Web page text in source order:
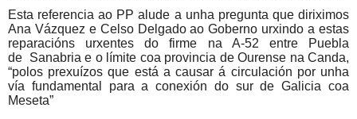
Esta referencia ao PP alude a unha pregunta que diriximos
Ana Vázquez e Celso Delgado ao Goberno urxindo a estas
reparacións urxentes do firme na A-52 entre Puebla
de Sanabria e o límite coa provincia de Ourense na Canda,
“polos prexuízos que está a causar á circulación por unha
vía fundamental para a conexión do sur de Galicia coa
Meseta”